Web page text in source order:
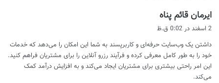
ایرمان قائم پناه
ف
:
2 اسفند در 0:02 ق.ظ
داشتن یک وب‌سایت حرفه‌ای و کاربرپسند به شما این امکان را می‌دهد که خدمات
خود را به طور کامل معرفی کرده و فرآیند رزرو آنلاین را برای مشتریان فراهم کنید.
این امر راحتی بیشتری برای مشتریان ایجاد می‌کند و به افزایش درآمد کمک
می‌کند.